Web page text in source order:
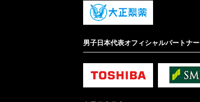
男子日本代表オフィシャルパートナー